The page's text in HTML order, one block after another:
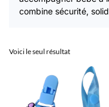
combine sécurité,
Voici le seul résultat